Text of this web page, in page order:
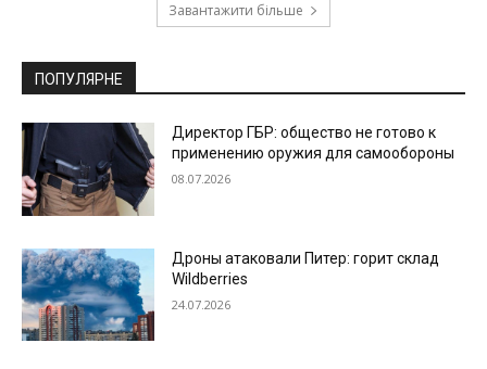
Завантажити більше
ПОПУЛЯРНЕ
Директор ГБР: общество не готово к
применению оружия для самообороны
08.07.2026
Дроны атаковали Питер: горит склад
Wildberries
24.07.2026